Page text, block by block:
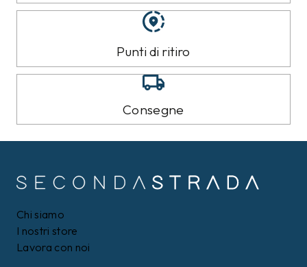
Punti di ritiro
Consegne
Chi siamo
I nostri store
Lavora con noi